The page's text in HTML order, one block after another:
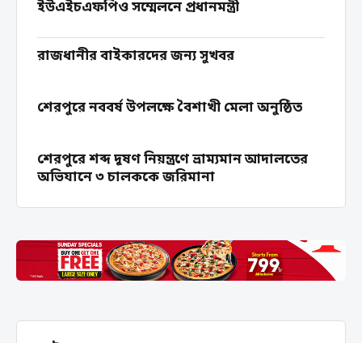
ইউএইচএফপিও সম্মেলনে প্রধানমন্ত্রী
রাজধানীর বাইকারদের জন্য সুখবর
শেরপুরে নববর্ষ উপলক্ষে বৈশাখী মেলা অনুষ্ঠিত
শেরপুরে শব্দ দূষণ নিয়ন্ত্রণে ভ্রাম্যমান আদালতের
অভিযানে ৩ চালককে জরিমানা